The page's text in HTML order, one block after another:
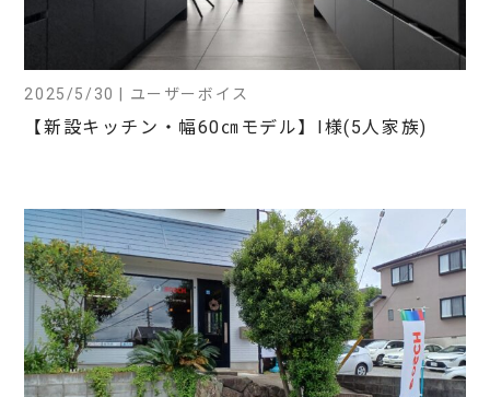
2025/5/30 | ユーザーボイス
【新設キッチン・幅60㎝モデル】I様(5人家族)